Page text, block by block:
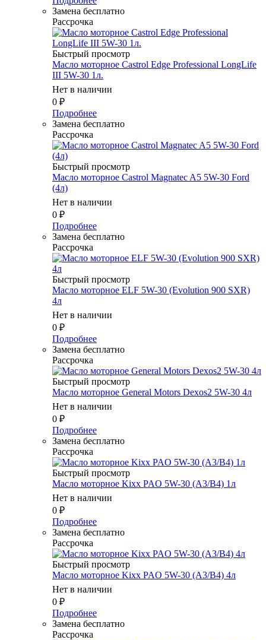
Замена бесплатно
Рассрочка
Быстрый просмотр
Масло мотоpное Castrol Edge Professional LongLife
III 5W-30 1л.
Нет в наличии
0 ₽
Подробнее
Замена бесплатно
Рассрочка
Быстрый просмотр
Масло мотоpное Castrol Magnatec A5 5W-30 Ford
(4л)
Нет в наличии
0 ₽
Подробнее
Замена бесплатно
Рассрочка
Быстрый просмотр
Масло мотоpное ELF 5W-30 (Evolution 900 SXR)
4л
Нет в наличии
0 ₽
Подробнее
Замена бесплатно
Рассрочка
Быстрый просмотр
Масло мотоpное General Motors Dexos2 5W-30 4л
Нет в наличии
0 ₽
Подробнее
Замена бесплатно
Рассрочка
Быстрый просмотр
Масло мотоpное Kixx PAO 5W-30 (A3/B4) 1л
Нет в наличии
0 ₽
Подробнее
Замена бесплатно
Рассрочка
Быстрый просмотр
Масло мотоpное Kixx PAO 5W-30 (A3/B4) 4л
Нет в наличии
0 ₽
Подробнее
Замена бесплатно
Рассрочка